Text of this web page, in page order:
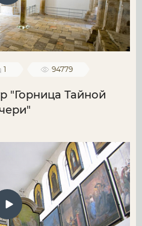
1 94779
"Горница Тайной